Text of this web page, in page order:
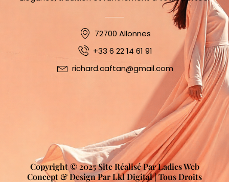
72700 Allonnes
+33 6 22 14 61 91
richard.caftan@gmail.com
Copyright © 2025 Site Réalisé Par Ladies Web
Concept & Design Par Lkl Digital | Tous Droits